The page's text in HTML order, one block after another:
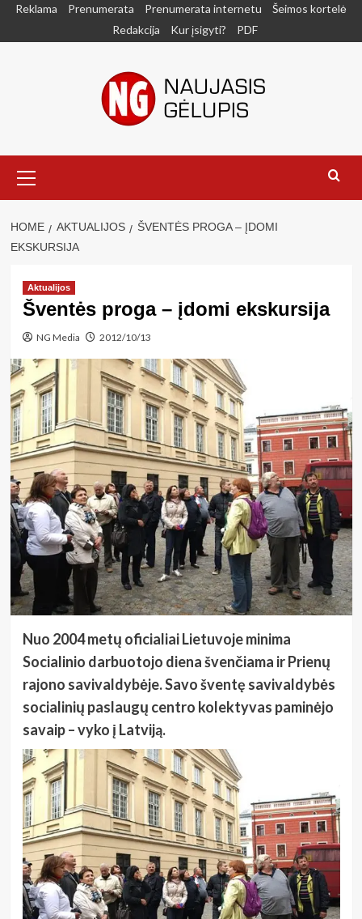
SkipReklama Prenumerata Prenumerata internetu
Šeimos kortelė
Redakcija
Kur įsigyti? PDF
Menu
HOME AKTUALIJOS
ŠVENTĖS PROGA – ĮDOMI
EKSKURSIJA
Aktualijos
Šventės proga – įdomi ekskursija
NG Media 2012/10/13
Nuo 2004 metų oficialiai Lietuvoje minima
Socialinio darbuotojo diena švenčiama ir Prienų
rajono savivaldybėje. Savo šventę savivaldybės
socialinių paslaugų centro kolektyvas paminėjo
savaip – vyko į Latviją.